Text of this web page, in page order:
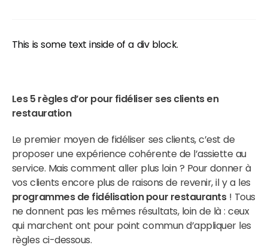
This is some text inside of a div block.
Les 5 règles d’or pour fidéliser ses clients en
restauration
Le premier moyen de fidéliser ses clients, c’est de
proposer une expérience cohérente de l’assiette au
service. Mais comment aller plus loin ? Pour donner à
vos clients encore plus de raisons de revenir, il y a les
programmes de fidélisation pour restaurants! Tous
ne donnent pas les mêmes résultats, loin de là : ceux
qui marchent ont pour point commun d’appliquer les
règles ci-dessous.